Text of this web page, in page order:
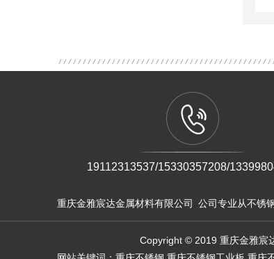
19112313537/15330357208/
重庆金雅宸达金属材料有限公司 公司专业从不锈
Copyright © 2019 重庆金